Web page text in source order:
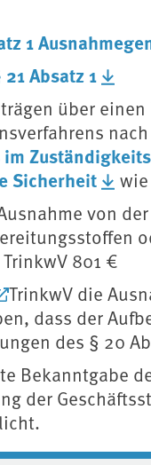
1
Absatz 1
über
Sicherheit
von
801 €
TrinkwV die
dass der
des § 20
Bekanntgabe
der